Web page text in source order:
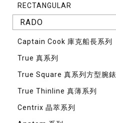
RECTANGULAR
RADO
Captain Cook 庫克船長系列
True 真系列
True Square 真系列方型腕錶
True Thinline 真薄系列
Centrix 晶萃系列